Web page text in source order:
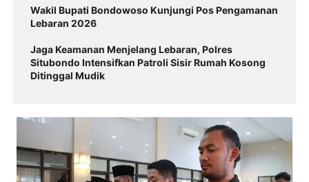
Wakil Bupati Bondowoso Kunjungi Pos Pengamanan
Lebaran 2026
Jaga Keamanan Menjelang Lebaran, Polres
Situbondo Intensifkan Patroli Sisir Rumah Kosong
Ditinggal Mudik